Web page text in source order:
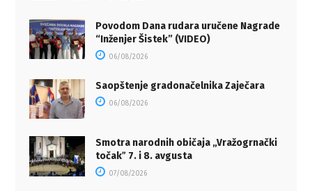
Povodom Dana rudara uručene Nagrade
“Inženjer Šistek” (VIDEO)
06/08/2026
Saopštenje gradonačelnika Zaječara
06/08/2026
Smotra narodnih običaja „Vražogrnački
točakˮ 7. i 8. avgusta
07/08/2026